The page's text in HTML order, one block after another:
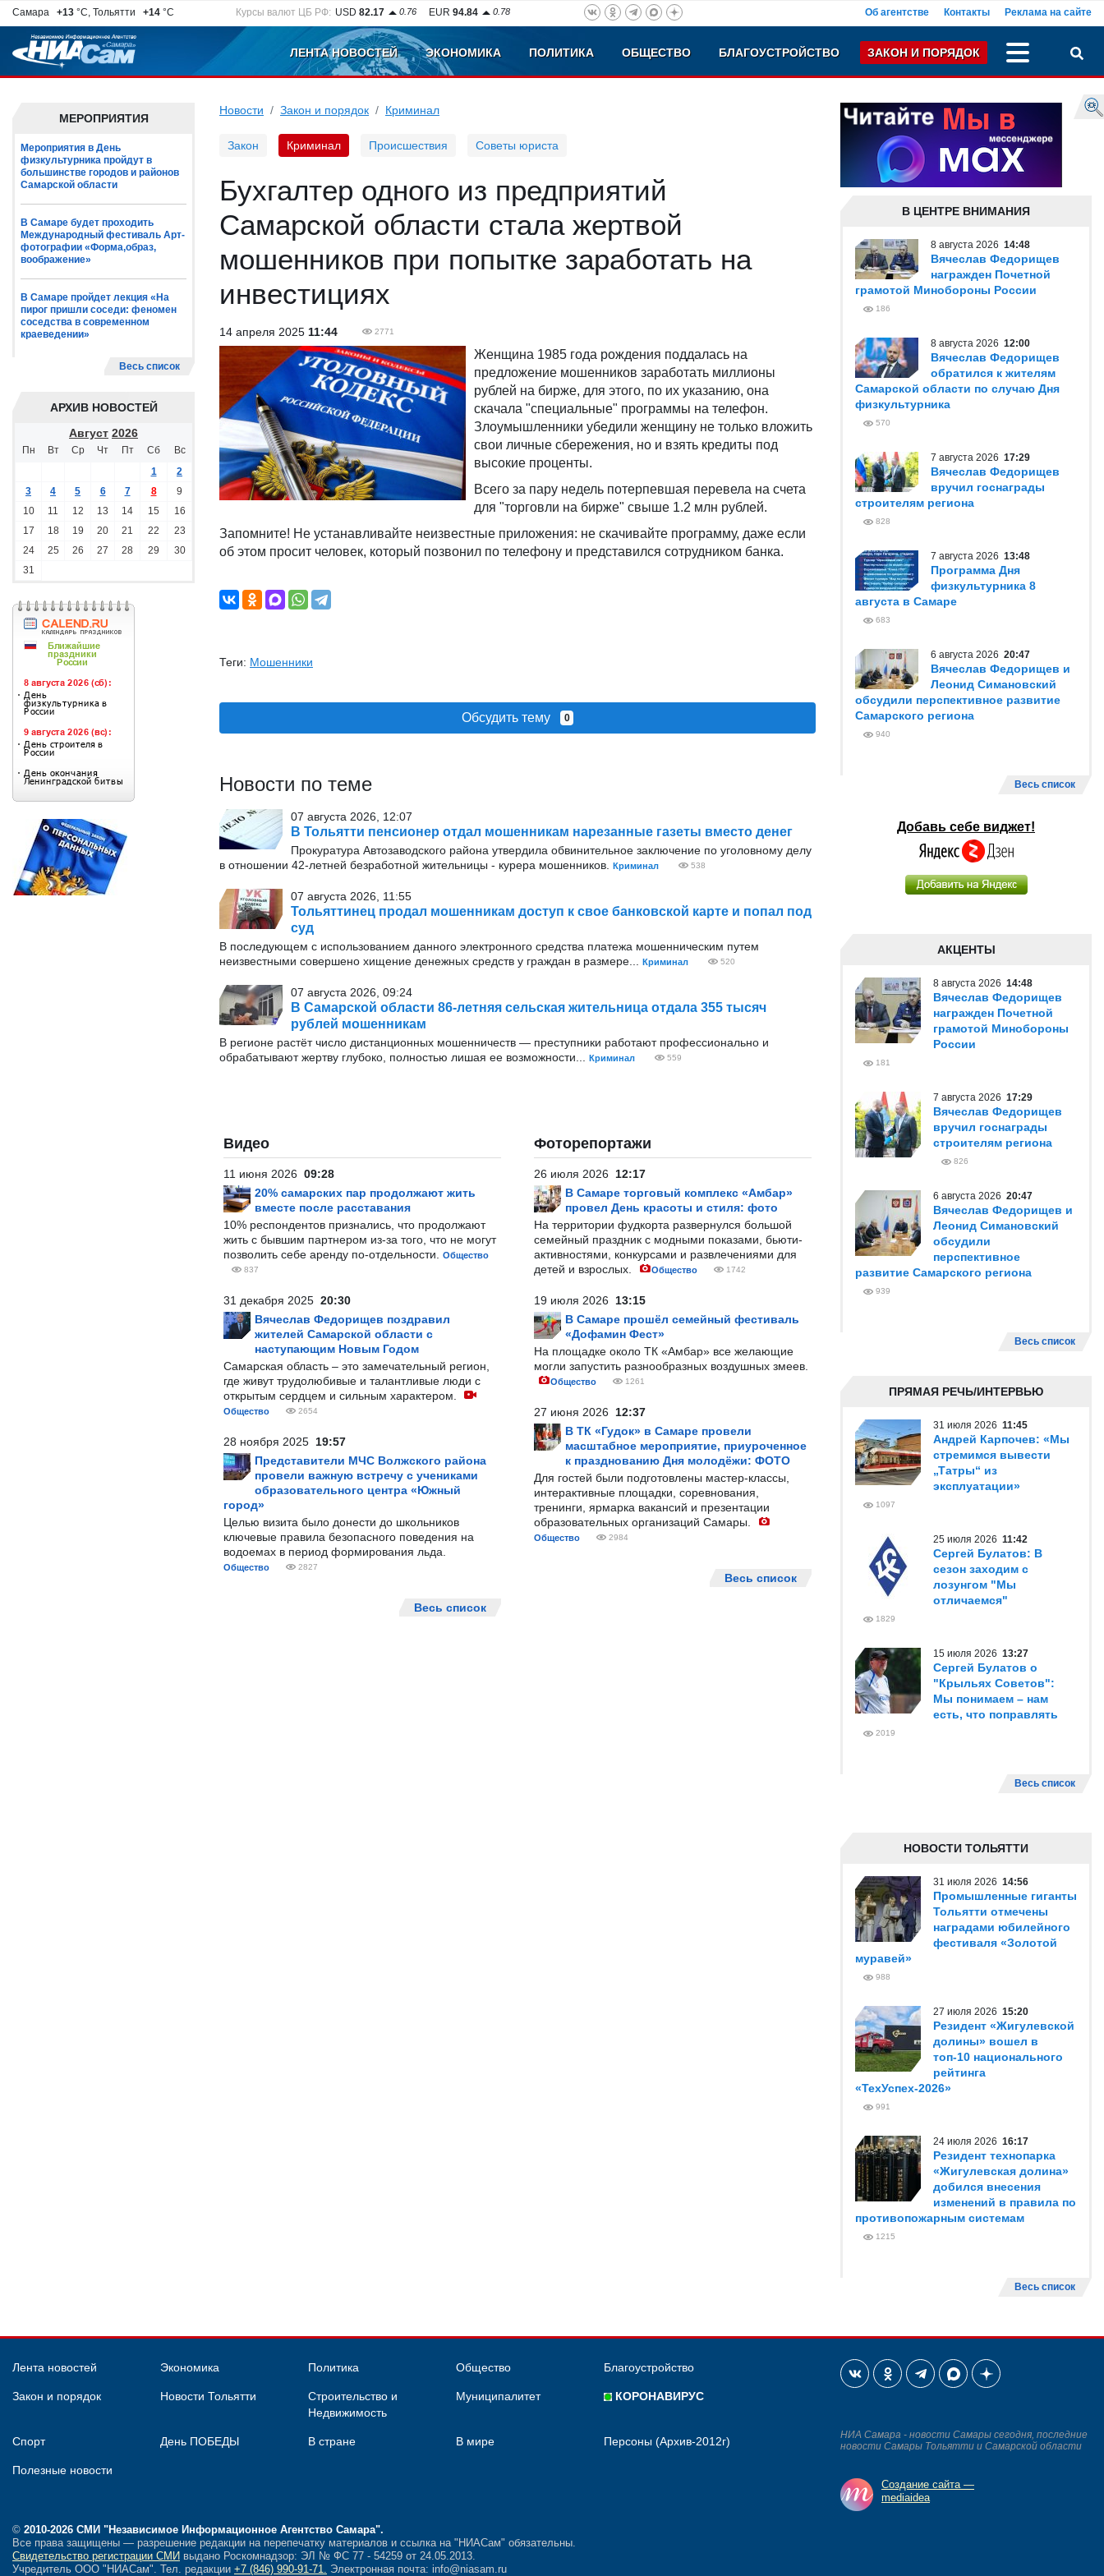
Самара +13 °C, Тольятти +14 °C Курсы валют ЦБ РФ: USD 82.17 0.76 EUR 94.84 0.78 Об агентстве Контакты Реклама на сайте
ЛЕНТА НОВОСТЕЙ ЭКОНОМИКА ПОЛИТИКА ОБЩЕСТВО БЛАГОУСТРОЙСТВО ЗАКОН И ПОРЯДОК
МЕРОПРИЯТИЯ
Мероприятия в День
физкультурника пройдут в
большинстве городов и районов
Самарской области
В Самаре будет проходить
Международный фестиваль Арт-
фотографии «Форма,образ,
воображение»
В Самаре пройдет лекция «На
пирог пришли соседи: феномен
соседства в современном
краеведении»
Весь список
АРХИВ НОВОСТЕЙ
Август 2026
Пн Вт Ср Чт Пт Сб
Вс
1
2
3
4 5 6 7 8
9
10
11 12 13 14 15
16
17
18 19 20 21 22
23
24
25 26 27 28 29
30
31
Новости Закон и порядок Криминал
Закон Криминал Происшествия Советы юриста
Бухгалтер одного из предприятий
Самарской области стала жертвой
мошенников при попытке заработать на
инвестициях
14 апреля 2025 11:44 2771
Женщина 1985 года рождения поддалась на
предложение мошенников заработать миллионы
рублей на бирже, для этого, по их указанию, она
скачала "специальные" программы на телефон.
Злоумышленники убедили женщину не только вложить
свои личные сбережения, но и взять кредиты под
высокие проценты.
Всего за пару недель потерпевшая перевела на счета
для "торговли на бирже" свыше 1.2 млн рублей.
Запомните! Не устанавливайте неизвестные приложения: не скачивайте программу, даже если
об этом просит человек, который позвонил по телефону и представился сотрудником банка.
Теги: Мошенники
Обсудить тему 0
Новости по теме
07 августа 2026, 12:07
В Тольятти пенсионер отдал мошенникам нарезанные газеты вместо денег
Прокуратура Автозаводского района утвердила обвинительное заключение по уголовному делу
в отношении 42-летней безработной жительницы - курера мошенников.
Криминал 538
07 августа 2026, 11:55
Тольяттинец продал мошенникам доступ к свое банковской карте и попал под
суд
В последующем с использованием данного электронного средства платежа мошенническим путем
неизвестными совершено хищение денежных средств у граждан в размере...
Криминал 520
07 августа 2026, 09:24
В Самарской области 86-летняя сельская жительница отдала 355 тысяч
рублей мошенникам
В регионе растёт число дистанционных мошенничеств — преступники работают профессионально и
обрабатывают жертву глубоко, полностью лишая ее возможности...
Криминал 559
Видео
11 июня 2026 09:28
20% самарских пар продолжают жить
вместе после расставания
10% респондентов признались, что продолжают
жить с бывшим партнером из-за того, что не могут
позволить себе аренду по-отдельности.
Общество
837
31 декабря 2025 20:30
Вячеслав Федорищев поздравил
жителей Самарской области с
наступающим Новым Годом
Самарская область – это замечательный регион,
где живут трудолюбивые и талантливые люди с
открытым сердцем и сильным характером.
Общество 2654
28 ноября 2025 19:57
Представители МЧС Волжского района
провели важную встречу с учениками
образовательного центра «Южный
город»
Целью визита было донести до школьников
ключевые правила безопасного поведения на
водоемах в период формирования льда.
Общество 2827
Весь список
Фоторепортажи
26 июля 2026 12:17
В Самаре торговый комплекс «Амбар»
провел День красоты и стиля: фото
На территории фудкорта развернулся большой
семейный праздник с модными показами, бьюти-
активностями, конкурсами и развлечениями для
детей и взрослых.
Общество 1742
19 июля 2026 13:15
В Самаре прошёл семейный фестиваль
«Дофамин Фест»
На площадке около ТК «Амбар» все желающие
могли запустить разнообразных воздушных змеев.
Общество 1261
27 июня 2026 12:37
В ТК «Гудок» в Самаре провели
масштабное мероприятие, приуроченное
к празднованию Дня молодёжи: ФОТО
Для гостей были подготовлены мастер-классы,
интерактивные площадки, соревнования,
тренинги, ярмарка вакансий и презентации
образовательных организаций Самары.
Общество 2984
Весь список
В ЦЕНТРЕ ВНИМАНИЯ
8 августа 2026 14:48
Вячеслав Федорищев
награжден Почетной
грамотой Минобороны России
186
8 августа 2026 12:00
Вячеслав Федорищев
обратился к жителям
Самарской области по случаю Дня
физкультурника
570
7 августа 2026 17:29
Вячеслав Федорищев
вручил госнаграды
строителям региона
828
7 августа 2026 13:48
Программа Дня
физкультурника 8
августа в Самаре
683
6 августа 2026 20:47
Вячеслав Федорищев и
Леонид Симановский
обсудили перспективное развитие
Самарского региона
940
Весь список
Добавь себе виджет!
АКЦЕНТЫ
8 августа 2026 14:48
Вячеслав Федорищев
награжден Почетной
грамотой Минобороны
России
181
7 августа 2026 17:29
Вячеслав Федорищев
вручил госнаграды
строителям региона
826
6 августа 2026 20:47
Вячеслав Федорищев и
Леонид Симановский
обсудили
перспективное
развитие Самарского региона
939
Весь список
ПРЯМАЯ РЕЧЬ/ИНТЕРВЬЮ
31 июля 2026 11:45
Андрей Карпочев: «Мы
стремимся вывести
„Татры“ из
эксплуатации»
1097
25 июля 2026 11:42
Сергей Булатов: В
сезон заходим с
лозунгом "Мы
отличаемся"
1829
15 июля 2026 13:27
Сергей Булатов о
"Крыльях Советов":
Мы понимаем – нам
есть, что поправлять
2019
Весь список
НОВОСТИ ТОЛЬЯТТИ
31 июля 2026 14:56
Промышленные гиганты
Тольятти отмечены
наградами юбилейного
фестиваля «Золотой
муравей»
988
27 июля 2026 15:20
Резидент «Жигулевской
долины» вошел в
топ-10 национального
рейтинга
«ТехУспех-2026»
991
24 июля 2026 16:17
Резидент технопарка
«Жигулевская долина»
добился внесения
изменений в правила по
противопожарным системам
1215
Весь список
Лента новостей Экономика Политика Общество Благоустройство
Закон и порядок Новости Тольятти
Строительство и
Недвижимость
Муниципалитет КОРОНАВИРУС
Спорт День ПОБЕДЫ В стране В мире Персоны (Архив-2012г)
Полезные новости
© 2010-2026 СМИ "Независимое Информационное Агентство Самара".
Все права защищены — разрешение редакции на перепечатку материалов и ссылка на "НИАСам" обязательны.
Свидетельство регистрации СМИ выдано Роскомнадзор: ЭЛ № ФС 77 - 54259 от 24.05.2013.
Учредитель ООО "НИАСам". Тел. редакции +7 (846) 990-91-71. Электронная почта: info@niasam.ru
НИА Самара - новости Самары сегодня, последние
новости Самары Тольятти и Самарской области
Создание сайта —
mediaidea